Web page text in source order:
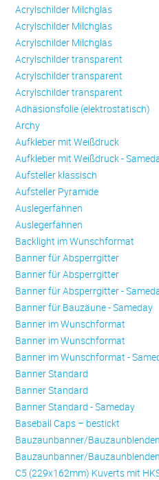
Acrylschilder Milchglas
Acrylschilder Milchglas
Acrylschilder Milchglas
Acrylschilder transparent
Acrylschilder transparent
Acrylschilder transparent
Adhäsionsfolie (elektrostatisch)
Archy
Aufkleber mit Weißdruck
Aufkleber mit Weißdruck -
Aufsteller klassisch
Aufsteller Pyramide
Auslegerfahnen
Auslegerfahnen
Backlight im Wunschformat
Banner für Absperrgitter
Banner für Absperrgitter
Banner für Absperrgitter -
Banner für Bauzäune - Sameday
Banner im Wunschformat
Banner im Wunschformat
Banner im Wunschformat -
Banner Standard
Banner Standard
Banner Standard - Sameday
Baseball Caps – bestickt
Bauzaunbanner/Bauzaunblenden
Bauzaunbanner/Bauzaunblenden
C5 (229x162mm) Kuverts mit